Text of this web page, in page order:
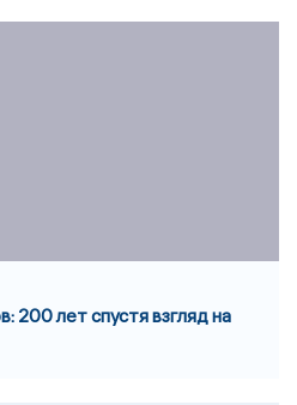
200 лет спустя взгляд на